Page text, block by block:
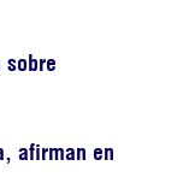
sobre
afirman en